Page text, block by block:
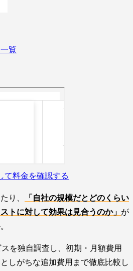
覧
て料金を確認する
り、
「自社の規模だとどのくらい
トに対して効果は見合うのか」 が
を独自調査し、初期・月額費用
しがちな追加費用まで徹底比較し